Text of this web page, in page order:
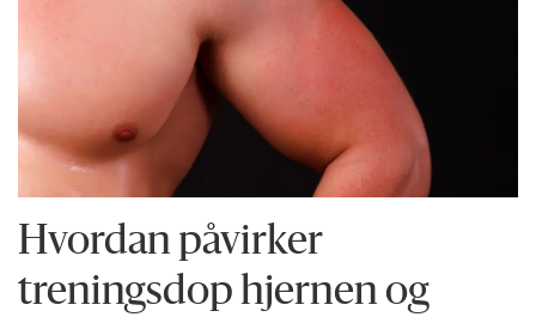
Hvordan påvirker
treningsdop hjernen og